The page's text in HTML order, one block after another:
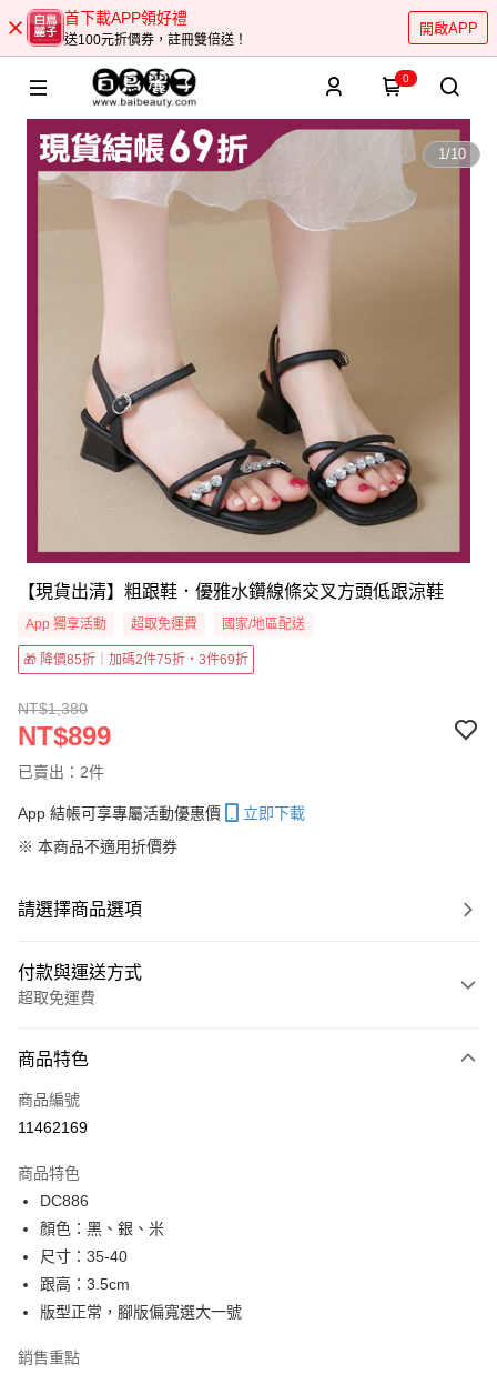
首下載APP領好禮
送100元折價券，註冊雙倍送！
開啟APP
0
1/10
【現貨出清】粗跟鞋．優雅水鑽線條交叉方頭低跟涼鞋
App 獨享活動 超取免運費 國家/地區配送
🎁 降價85折｜加碼2件75折・3件69折
NT$1,380
NT$899
已賣出：2件
App 結帳可享專屬活動優惠價
立即下載
※ 本商品不適用折價券
請選擇商品選項
付款與運送方式
超取免運費
信用卡一次付款
超商取貨付款
Apple Pay
街口支付
悠遊付
Google Pay
全盈+PAY
商品特色
商品編號
11462169
商品特色
DC886
顏色：黑、銀、米
尺寸：35-40
跟高：3.5cm
版型正常，腳版偏寬選大一號
銷售重點